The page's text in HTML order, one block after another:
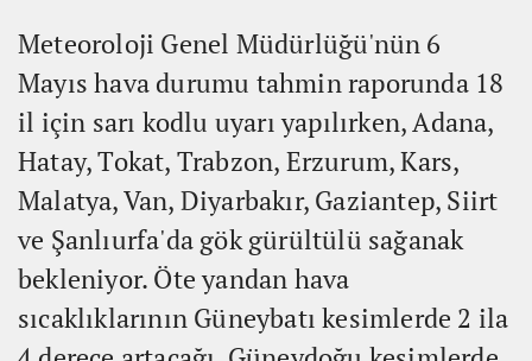
Meteoroloji Genel Müdürlüğü'nün 6
Mayıs hava durumu tahmin raporunda 18
il için sarı kodlu uyarı yapılırken, Adana,
Hatay, Tokat, Trabzon, Erzurum, Kars,
Malatya, Van, Diyarbakır, Gaziantep, Siirt
ve Şanlıurfa'da gök gürültülü sağanak
bekleniyor. Öte yandan hava
sıcaklıklarının Güneybatı kesimlerde 2 ila